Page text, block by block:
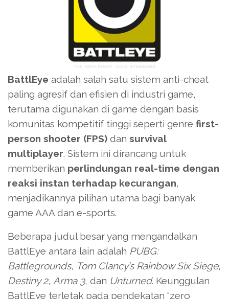
BattlEye adalah salah satu sistem anti-cheat
paling agresif dan efisien di industri game,
terutama digunakan di game dengan basis
komunitas kompetitif tinggi seperti genre first-
person shooter (FPS) dan survival
multiplayer. Sistem ini dirancang untuk
memberikan perlindungan real-time dengan
reaksi instan terhadap kecurangan,
menjadikannya pilihan utama bagi banyak
game AAA dan e-sports.
Beberapa judul besar yang mengandalkan
BattlEye antara lain adalah PUBG:
Battlegrounds, Tom Clancy’s Rainbow Six Siege,
Destiny 2, Arma 3, dan Unturned. Keunggulan
BattlEye terletak pada pendekatan “zero